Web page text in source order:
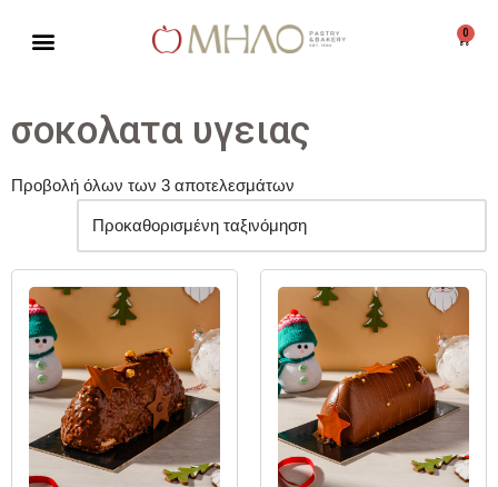
περιεχόμενο
0
σοκολατα υγειας
Προβολή όλων των 3 αποτελεσμάτων